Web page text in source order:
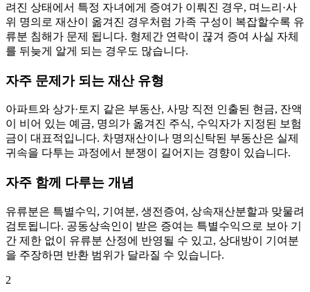
려진 상태에서 특정 자녀에게 증여가 이뤄진 경우, 며느리·사
위 명의로 재산이 옮겨진 경우처럼 가족 구성이 복잡할수록 유
류분 침해가 문제 됩니다. 형제간 연락이 끊겨 증여 사실 자체
를 뒤늦게 알게 되는 경우도 많습니다.
자주 문제가 되는 재산 유형
아파트와 상가·토지 같은 부동산, 사망 직전 인출된 현금, 잔액
이 비어 있는 예금, 명의가 옮겨진 주식, 수익자가 지정된 보험
금이 대표적입니다. 차명재산이나 명의신탁된 부동산은 실제
귀속을 다투는 과정에서 분쟁이 길어지는 경향이 있습니다.
자주 함께 다루는 개념
유류분은 특별수익, 기여분, 생전증여, 상속재산분할과 맞물려
검토됩니다. 공동상속인이 받은 증여는 특별수익으로 보아 기
간 제한 없이 유류분 산정에 반영될 수 있고, 상대방이 기여분
을 주장하면 반환 범위가 달라질 수 있습니다.
2